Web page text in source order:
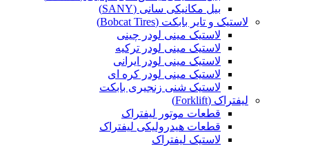
بیل مکانیکی سانی (SANY)
لاستیک و تایر بابکت (Bobcat Tires)
لاستیک مینی لودر چینی
لاستیک مینی لودر ترکیه
لاستیک مینی لودر ایرانی
لاستیک مینی لودر کره ای
لاستیک شنی زنجیری بابکت
لیفتراک (Forklift)
قطعات موتور لیفتراک
قطعات هیدرولیکی لیفتراک
لاستیک لیفتراک